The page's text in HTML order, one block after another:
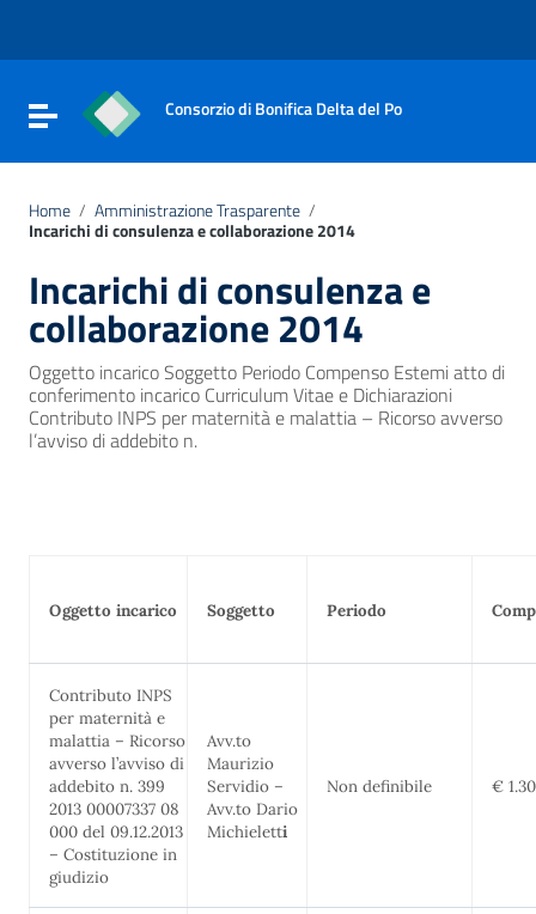
Vai al footer
Attiva / disattiva la navigazione
Consorzio di Bonifica Delta del Po
Home / Amministrazione Trasparente /
Incarichi di consulenza e collaborazione 2014
Incarichi di consulenza e
collaborazione 2014
Oggetto incarico Soggetto Periodo Compenso Estemi atto di
conferimento incarico Curriculum Vitae e Dichiarazioni
Contributo INPS per maternità e malattia – Ricorso avverso
l’avviso di addebito n.
Oggetto incarico Soggetto Periodo
Contributo INPS
per maternità e
malattia – Ricorso
avverso l’avviso di
addebito n. 399
2013 00007337 08
000 del 09.12.2013
– Costituzione in
giudizio
Avv.to
Maurizio
Servidio –
Avv.to Dario
Michieletti
Non definibile €